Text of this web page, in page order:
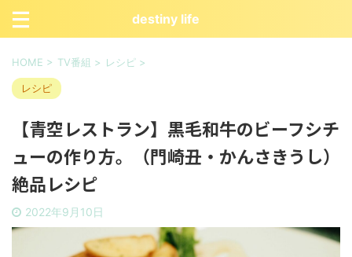
destiny life
HOME > TV番組 > レシピ >
レシピ
【青空レストラン】黒毛和牛のビーフシチ
ューの作り方。（門崎丑・かんさきうし）
絶品レシピ
2022年9月10日